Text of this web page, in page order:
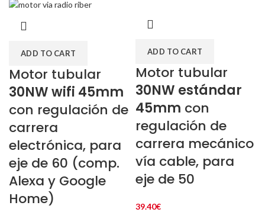
ADD TO CART
Motor tubular
30NW wifi 45mm
con regulación de
carrera
electrónica, para
eje de 60 (comp.
Alexa y Google
Home)
ADD TO CART
Motor tubular
30NW estándar
45mm con
regulación de
carrera mecánico
vía cable, para
eje de 50
39.40€